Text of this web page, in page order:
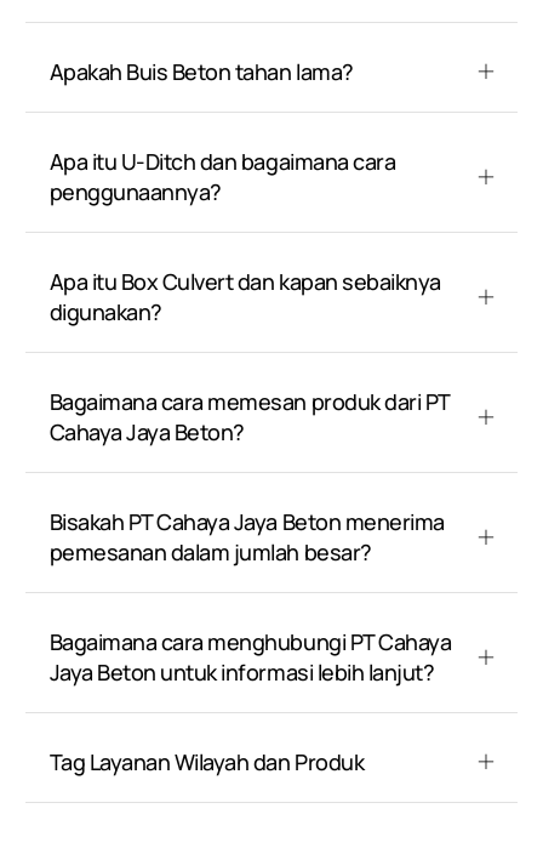
Apakah Buis Beton tahan lama?
Apa itu U-Ditch dan bagaimana cara
penggunaannya?
Apa itu Box Culvert dan kapan sebaiknya
digunakan?
Bagaimana cara memesan produk dari PT
Cahaya Jaya Beton?
Bisakah PT Cahaya Jaya Beton menerima
pemesanan dalam jumlah besar?
Bagaimana cara menghubungi PT Cahaya
Jaya Beton untuk informasi lebih lanjut?
Tag Layanan Wilayah dan Produk